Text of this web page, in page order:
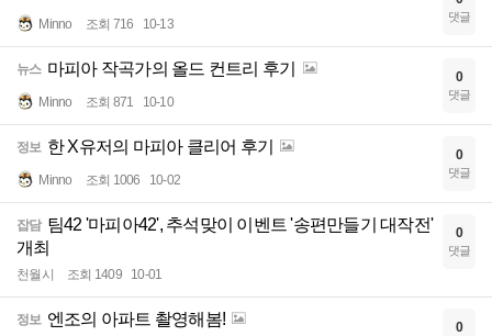
Minno 조회 716 10-13 댓글
뉴스 마피아 작곡가의 올드 컨트리 후기
Minno 조회 871 10-10
0
댓글
정보 한 X유저의 마피아 클리어 후기
Minno 조회 1006 10-02
0
댓글
잡담 팀42 '마피아42', 추석맞이 이벤트 '송편만들기 대작전'
개최
천월시 조회 1409 10-01
0
댓글
정보 엔조의 아파트 촬영해봄! 0